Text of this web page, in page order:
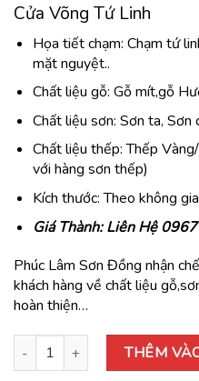
Cửa Võng Tứ Linh
Họa tiết chạm: Chạm tứ
mặt nguyệt..
Chất liệu gỗ: Gỗ mít,gỗ
Chất liệu sơn: Sơn ta,
Chất liệu thếp: Thếp
với hàng sơn thếp)
Kích thước: Theo không
Giá Thành: Liên Hệ
Phúc Lâm Sơn Đồng nhận
khách hàng về chất liệu
hoàn thiện…
Cửa Võng Tứ Linh (mẫu mộc)
THÊM